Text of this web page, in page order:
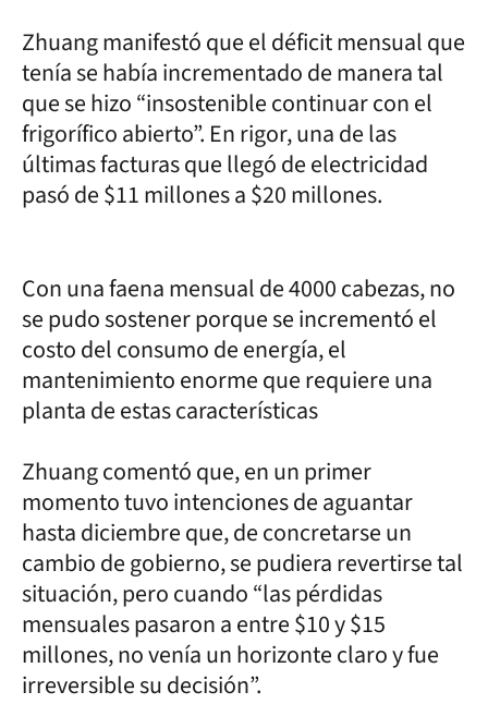
Zhuang manifestó que el déficit mensual que
tenía se había incrementado de manera tal
que se hizo “insostenible continuar con el
frigorífico abierto”. En rigor, una de las
últimas facturas que llegó de electricidad
pasó de $11 millones a $20 millones.
Con una faena mensual de 4000 cabezas, no
se pudo sostener porque se incrementó el
costo del consumo de energía, el
mantenimiento enorme que requiere una
planta de estas características
Zhuang comentó que, en un primer
momento tuvo intenciones de aguantar
hasta diciembre que, de concretarse un
cambio de gobierno, se pudiera revertirse tal
situación, pero cuando “las pérdidas
mensuales pasaron a entre $10 y $15
millones, no venía un horizonte claro y fue
irreversible su decisión”.